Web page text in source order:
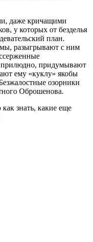
даже кричащими
у которых от безделья
план.
разыгрывают с ним
придумывают
ему «куклу» якобы
озорники
Оброшенова.
знать, какие еще